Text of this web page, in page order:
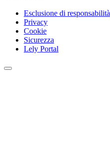
Esclusione di responsabilità
Privacy
Cookie
Sicurezza
Lely Portal